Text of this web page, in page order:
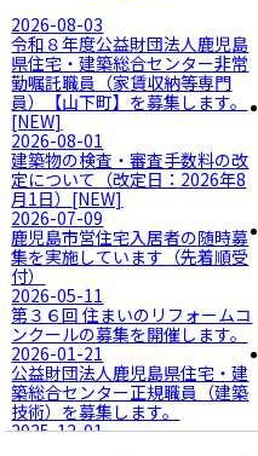
2026-08-03
令和８年度公益財団法人鹿児島
県住宅・建築総合センター非常
勤嘱託職員（家賃収納等専門
員）【山下町】を募集します。
[NEW]
2026-08-01
建築物の検査・審査手数料の改
定について（改定日：2026年8
月1日） [NEW]
2026-07-09
鹿児島市営住宅入居者の随時募
集を実施しています（先着順受
付）
2026-05-11
第３６回 住まいのリフォームコ
ンクールの募集を開催します。
2026-01-21
公益財団法人鹿児島県住宅・建
築総合センター正規職員（建築
技術）を募集します。
2025-12-01